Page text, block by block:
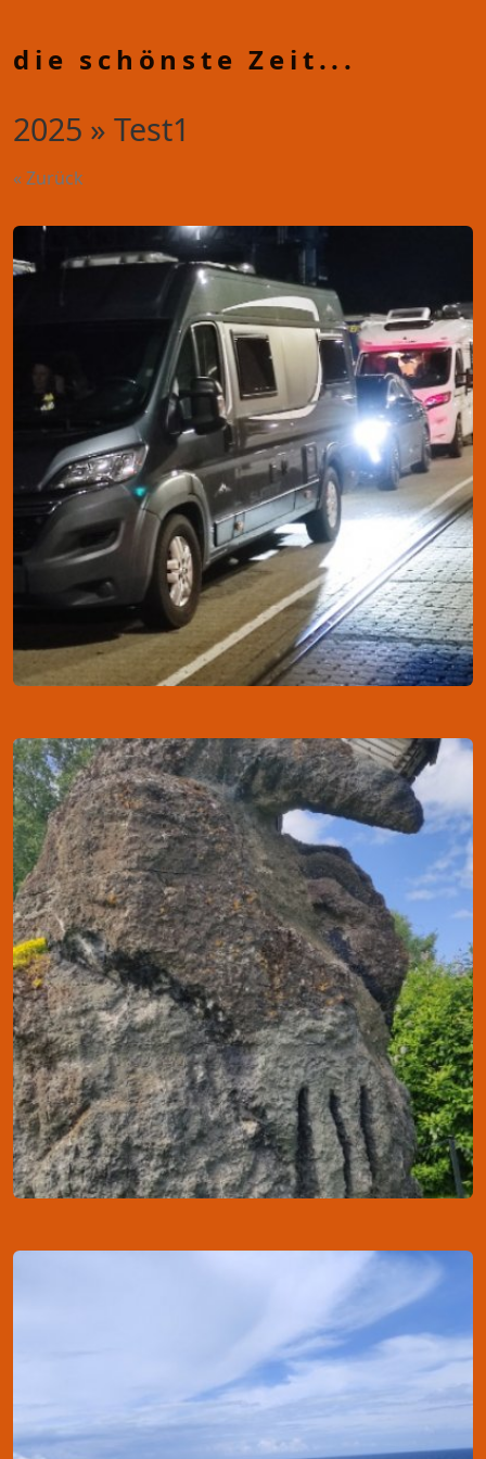
die schönste Zeit...
2025 » Test1
« Zurück